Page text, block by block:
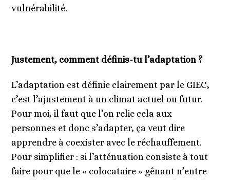
vulnérabilité.
Justement, comment définis-tu l’adaptation ?
L’adaptation est définie clairement par le GIEC,
c’est l’ajustement à un climat actuel ou futur.
Pour moi, il faut que l’on relie cela aux
personnes et donc s’adapter, ça veut dire
apprendre à coexister avec le réchauffement.
Pour simplifier : si l’atténuation consiste à tout
faire pour que le « colocataire » gênant n’entre